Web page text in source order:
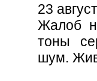
23
Жалоб
тоны
шум.